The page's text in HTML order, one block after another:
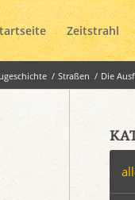
Zeitstrahl
/ Straßen / Die